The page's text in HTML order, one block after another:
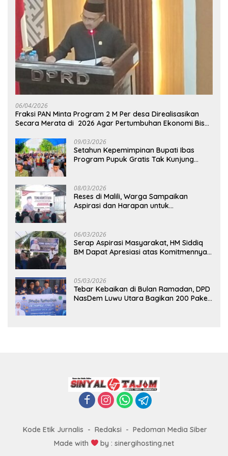
06/04/2026
Fraksi PAN Minta Program 2 M Per desa Direalisasikan
Secara Merata di 2026 Agar Pertumbuhan Ekonomi Bisa
09/03/2026
Setahun Kepemimpinan Bupati Ibas
Program Pupuk Gratis Tak Kunjung
08/03/2026
Reses di Malili, Warga Sampaikan
Aspirasi dan Harapan untuk
06/03/2026
Serap Aspirasi Masyarakat, HM Siddiq
BM Dapat Apresiasi atas Komitmennya
05/03/2026
Tebar Kebaikan di Bulan Ramadan, DPD
NasDem Luwu Utara Bagikan 200 Paket
Kode Etik Jurnalis Redaksi
Pedoman Media Siber
Made with
by : sinergihosting.net